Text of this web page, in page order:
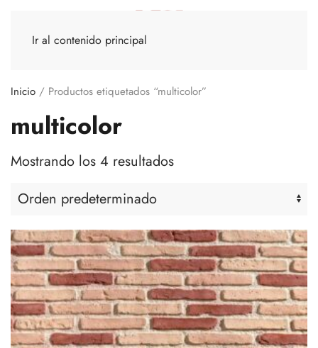
Ir al contenido principal
Inicio / Productos etiquetados “multicolor”
multicolor
Mostrando los 4 resultados